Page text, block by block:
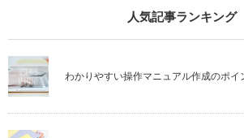
人気記事ランキング
わかりやすい操作マニュアル作成のポイ